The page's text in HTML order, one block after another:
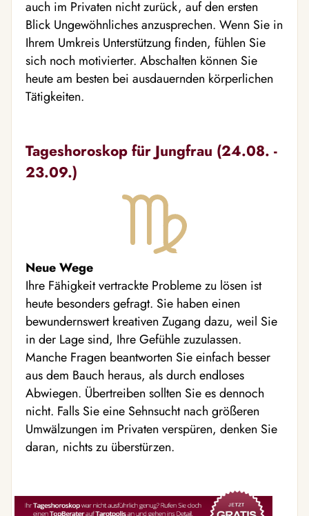
auch im Privaten nicht zurück, auf den ersten
Blick Ungewöhnliches anzusprechen. Wenn Sie in
Ihrem Umkreis Unterstützung finden, fühlen Sie
sich noch motivierter. Abschalten können Sie
heute am besten bei ausdauernden körperlichen
Tätigkeiten.
Tageshoroskop für Jungfrau (24.08. -
23.09.)
Neue Wege
Ihre Fähigkeit vertrackte Probleme zu lösen ist
heute besonders gefragt. Sie haben einen
bewundernswert kreativen Zugang dazu, weil Sie
in der Lage sind, Ihre Gefühle zuzulassen.
Manche Fragen beantworten Sie einfach besser
aus dem Bauch heraus, als durch endloses
Abwiegen. Übertreiben sollten Sie es dennoch
nicht. Falls Sie eine Sehnsucht nach größeren
Umwälzungen im Privaten verspüren, denken Sie
daran, nichts zu überstürzen.